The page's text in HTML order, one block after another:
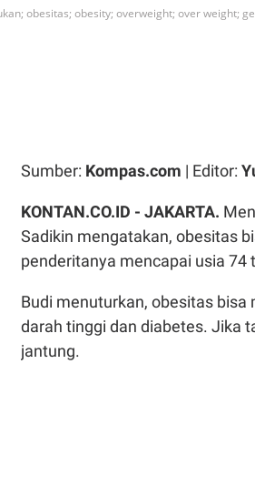
obesitas; obesity; overweight; over weight;
Sumber: Kompas.com | Editor:
KONTAN.CO.ID - JAKARTA.
Sadikin mengatakan, obesitas
penderitanya mencapai usia 74
Budi menuturkan, obesitas
darah tinggi dan diabetes. Jika
jantung.